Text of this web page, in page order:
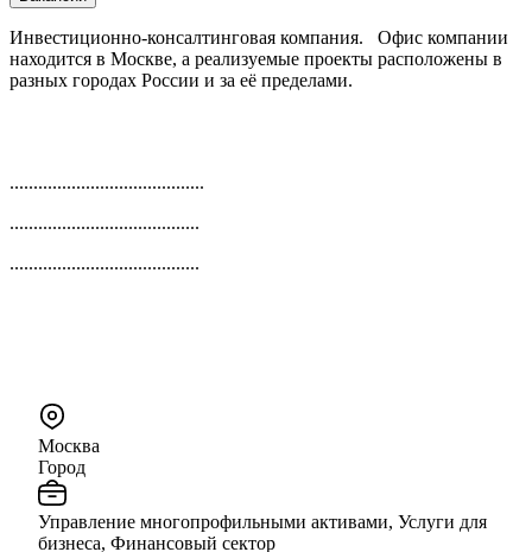
Инвестиционно-консалтинговая компания. Офис компании
находится в Москве, а реализуемые проекты расположены в
разных городах России и за её пределами.
.........................................
........................................
........................................
Москва
Город
Управление многопрофильными активами, Услуги для
бизнеса, Финансовый сектор